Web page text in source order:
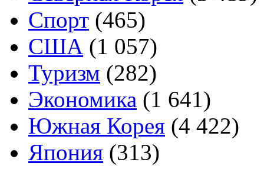
Спорт (465)
США (1 057)
Туризм (282)
Экономика (1 641)
Южная Корея (4 422)
Япония (313)